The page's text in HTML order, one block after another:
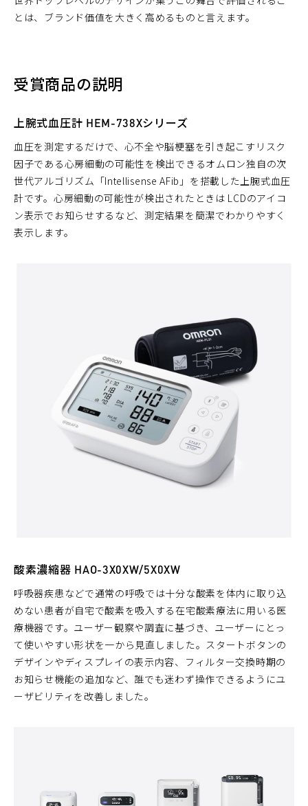
とは、ブランド価値を大きく高めるものと言えます。
受賞商品の説明
上腕式血圧計 HEM-738Xシリーズ
血圧を測定するだけで、心不全や脳梗塞を引き起こすリスク
因子である心房細動の可能性を検出できるオムロン独自の次
世代アルゴリズム「Intellisense AFib」を搭載した上腕式血圧
計です。心房細動の可能性が検出されたときは LCDのアイコ
ン表示でお知らせするなど、測定結果を簡潔でわかりやすく
表示します。
酸素濃縮器 HAO-3X0XW/5X0XW
呼吸器疾患などで通常の呼吸では十分な酸素を体内に取り込
めない患者が自宅で酸素を吸入する在宅酸素療法に用いる医
療機器です。ユーザー観察や調査に基づき、ユーザーにとっ
て使いやすい形状を一から見直しました。スタートボタンの
デザインやディスプレイの表示内容、フィルター交換時期の
お知らせ機能の追加など、誰でも迷わず操作できるようにユ
ーザビリティを改善しました。